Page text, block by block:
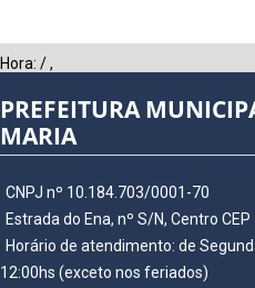
Hora: /,
PREFEITURA
MARIA
CNPJ nº 10.184.703/0001-70
Estrada do Ena, nº S/N, Centro
Horário de atendimento: de
12:00hs (exceto nos feriados)